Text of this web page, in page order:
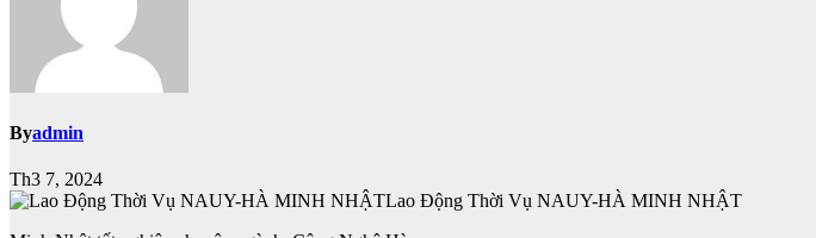
Byadmin
Th3 7, 2024
Lao Động Thời Vụ NAUY-HÀ MINH NHẬT